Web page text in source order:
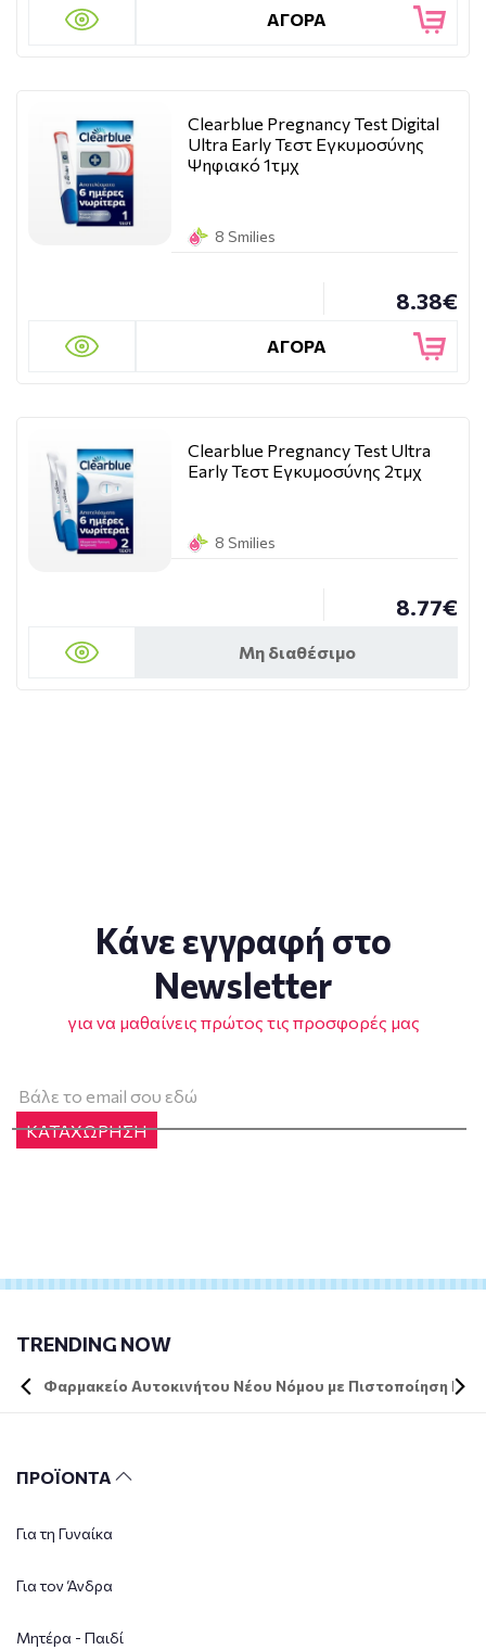
ΑΓΟΡΑ
Clearblue Pregnancy Test Digital
Ultra Early Τεστ Εγκυμοσύνης
Ψηφιακό 1τμχ
8 Smilies
8.38€
ΑΓΟΡΑ
Clearblue Pregnancy Test Ultra
Early Τεστ Εγκυμοσύνης 2τμχ
8 Smilies
8.77€
Μη διαθέσιμο
Κάνε εγγραφή στο
Newsletter
για να μαθαίνεις πρώτος τις προσφορές μας
ΚΑΤΑΧΩΡΗΣΗ
TRENDING NOW
Φαρμακείο Αυτοκινήτου Νέου Νόμου με Πιστοποίηση DIN
ΠΡΟΪΟΝΤΑ
Για τη Γυναίκα
Για τον Άνδρα
Μητέρα - Παιδί